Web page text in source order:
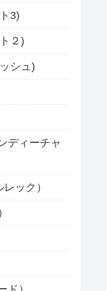
3)
２)
シュ)
ディーチャ
ック）